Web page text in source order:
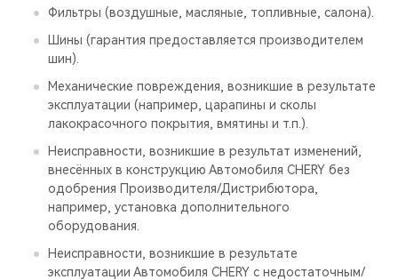
Фильтры (воздушные, масляные, топливные, салона).
Шины (гарантия предоставляется производителем
шин).
Механические повреждения, возникшие в результате
эксплуатации (например, царапины и сколы
лакокрасочного покрытия, вмятины и т.п.).
Неисправности, возникшие в результат изменений,
внесённых в конструкцию Автомобиля CHERY без
одобрения Производителя/Дистрибютора,
например, установка дополнительного
оборудования.
Неисправности, возникшие в результате
эксплуатации Автомобиля CHERY с недостаточным/